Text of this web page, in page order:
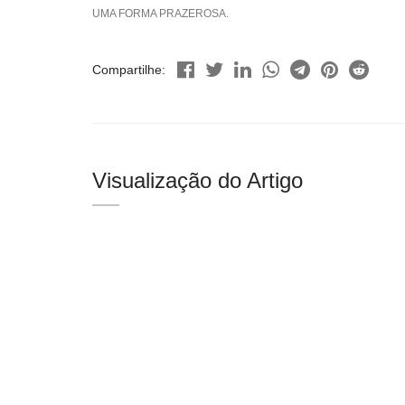
UMA FORMA PRAZEROSA.
Compartilhe:
Visualização do Artigo